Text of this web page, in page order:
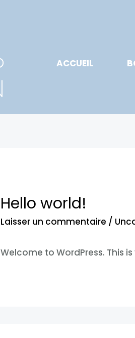
ACCUEIL
Hello world!
Laisser un commentaire /
Welcome to WordPress. This